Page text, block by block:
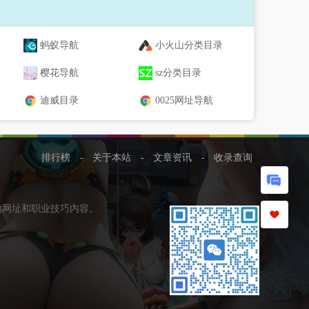
蚂蚁导航 小火山分类目录
樱花导航 sz分类目录
迪威目录 0025网址导航
排行榜 - 关于本站 - 文章资讯 - 收录查询
址和职业技巧内容。